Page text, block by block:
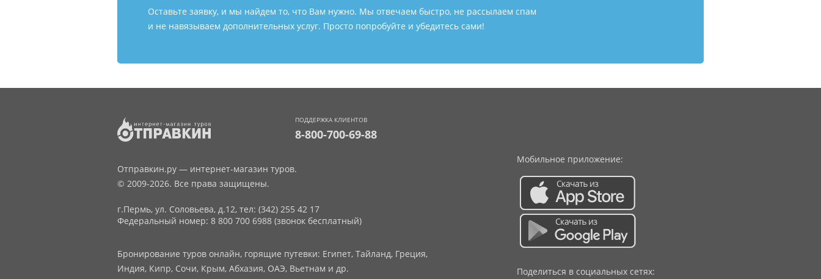
Оставьте заявку, и мы найдем то, что Вам нужно. Мы отвечаем быстро, не рассылаем спам
и не навязываем дополнительных услуг. Просто попробуйте и убедитесь сами!
ПОДДЕРЖКА КЛИЕНТОВ
8-800-700-69-88
Отправкин.ру — интернет-магазин туров.
© 2009-2026. Все права защищены.
г.Пермь, ул. Соловьева, д.12, тел: (342) 255 42 17
Федеральный номер: 8 800 700 6988 (звонок бесплатный)
Бронирование туров онлайн, горящие путевки: Египет, Тайланд, Греция,
Индия, Кипр, Сочи, Крым, Абхазия, ОАЭ, Вьетнам и др.
Мобильное приложение:
Поделиться в социальных сетях: